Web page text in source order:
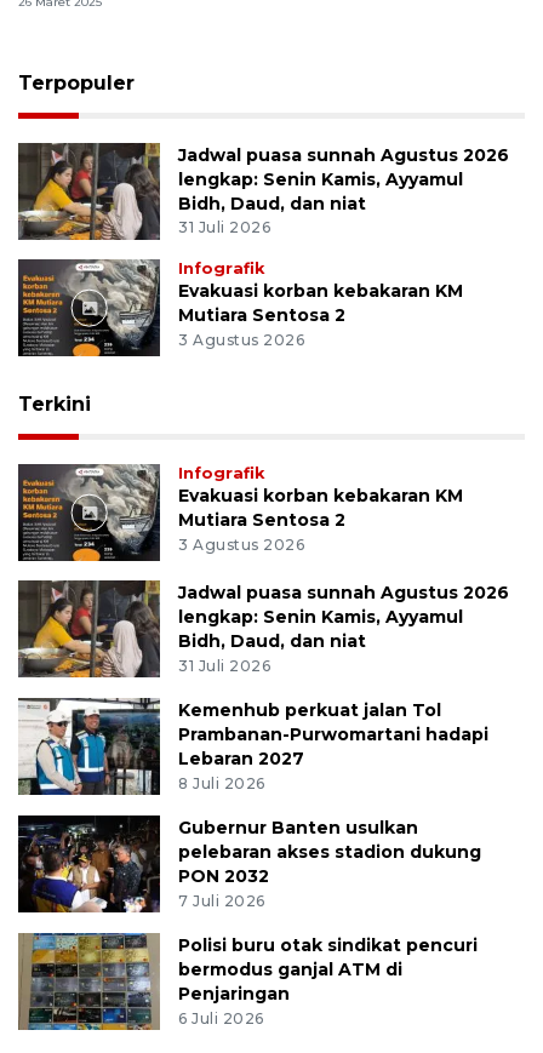
Terpopuler
Jadwal puasa sunnah Agustus 2026
lengkap: Senin Kamis, Ayyamul
Bidh, Daud, dan niat
31 Juli 2026
Infografik
Evakuasi korban kebakaran KM
Mutiara Sentosa 2
3 Agustus 2026
Terkini
Infografik
Evakuasi korban kebakaran KM
Mutiara Sentosa 2
3 Agustus 2026
Jadwal puasa sunnah Agustus 2026
lengkap: Senin Kamis, Ayyamul
Bidh, Daud, dan niat
31 Juli 2026
Kemenhub perkuat jalan Tol
Prambanan-Purwomartani hadapi
Lebaran 2027
8 Juli 2026
Gubernur Banten usulkan
pelebaran akses stadion dukung
PON 2032
7 Juli 2026
Polisi buru otak sindikat pencuri
bermodus ganjal ATM di
Penjaringan
6 Juli 2026